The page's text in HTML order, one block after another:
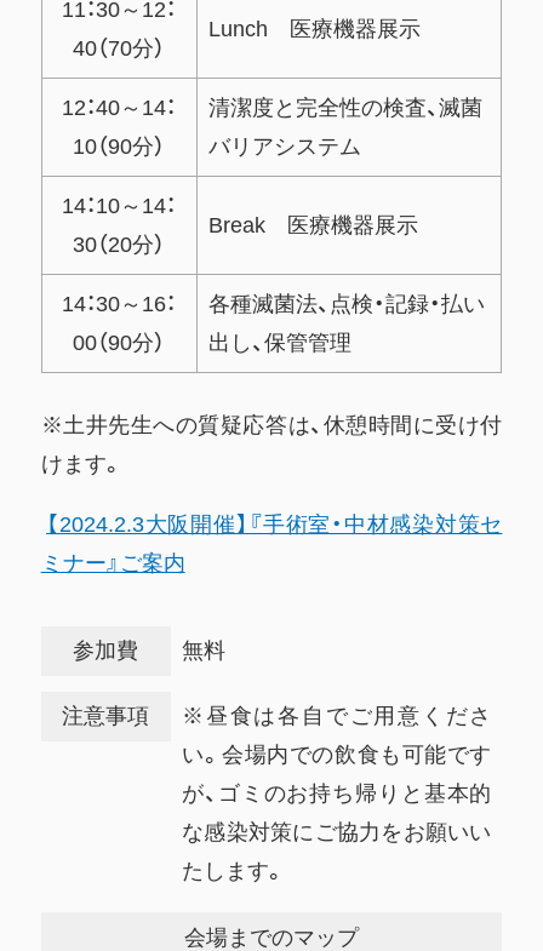
11：30～12：
40（70分）
Lunch 医療機器展示
12：40～14：
10（90分）
清潔度と完全性の検査、滅菌
バリアシステム
14：10～14：
30（20分）
Break 医療機器展示
14：30～16：
00（90分）
各種滅菌法、点検・記録・払い
出し、保管管理
※土井先生への質疑応答は、休憩時間に受け付
けます。
【2024.2.3大阪開催】『手術室・中材感染対策セ
ミナー』ご案内
参加費 無料
注意事項
※昼食は各自でご用意くださ
い。会場内での飲食も可能です
が、ゴミのお持ち帰りと基本的
な感染対策にご協力をお願いい
たします。
会場までのマップ